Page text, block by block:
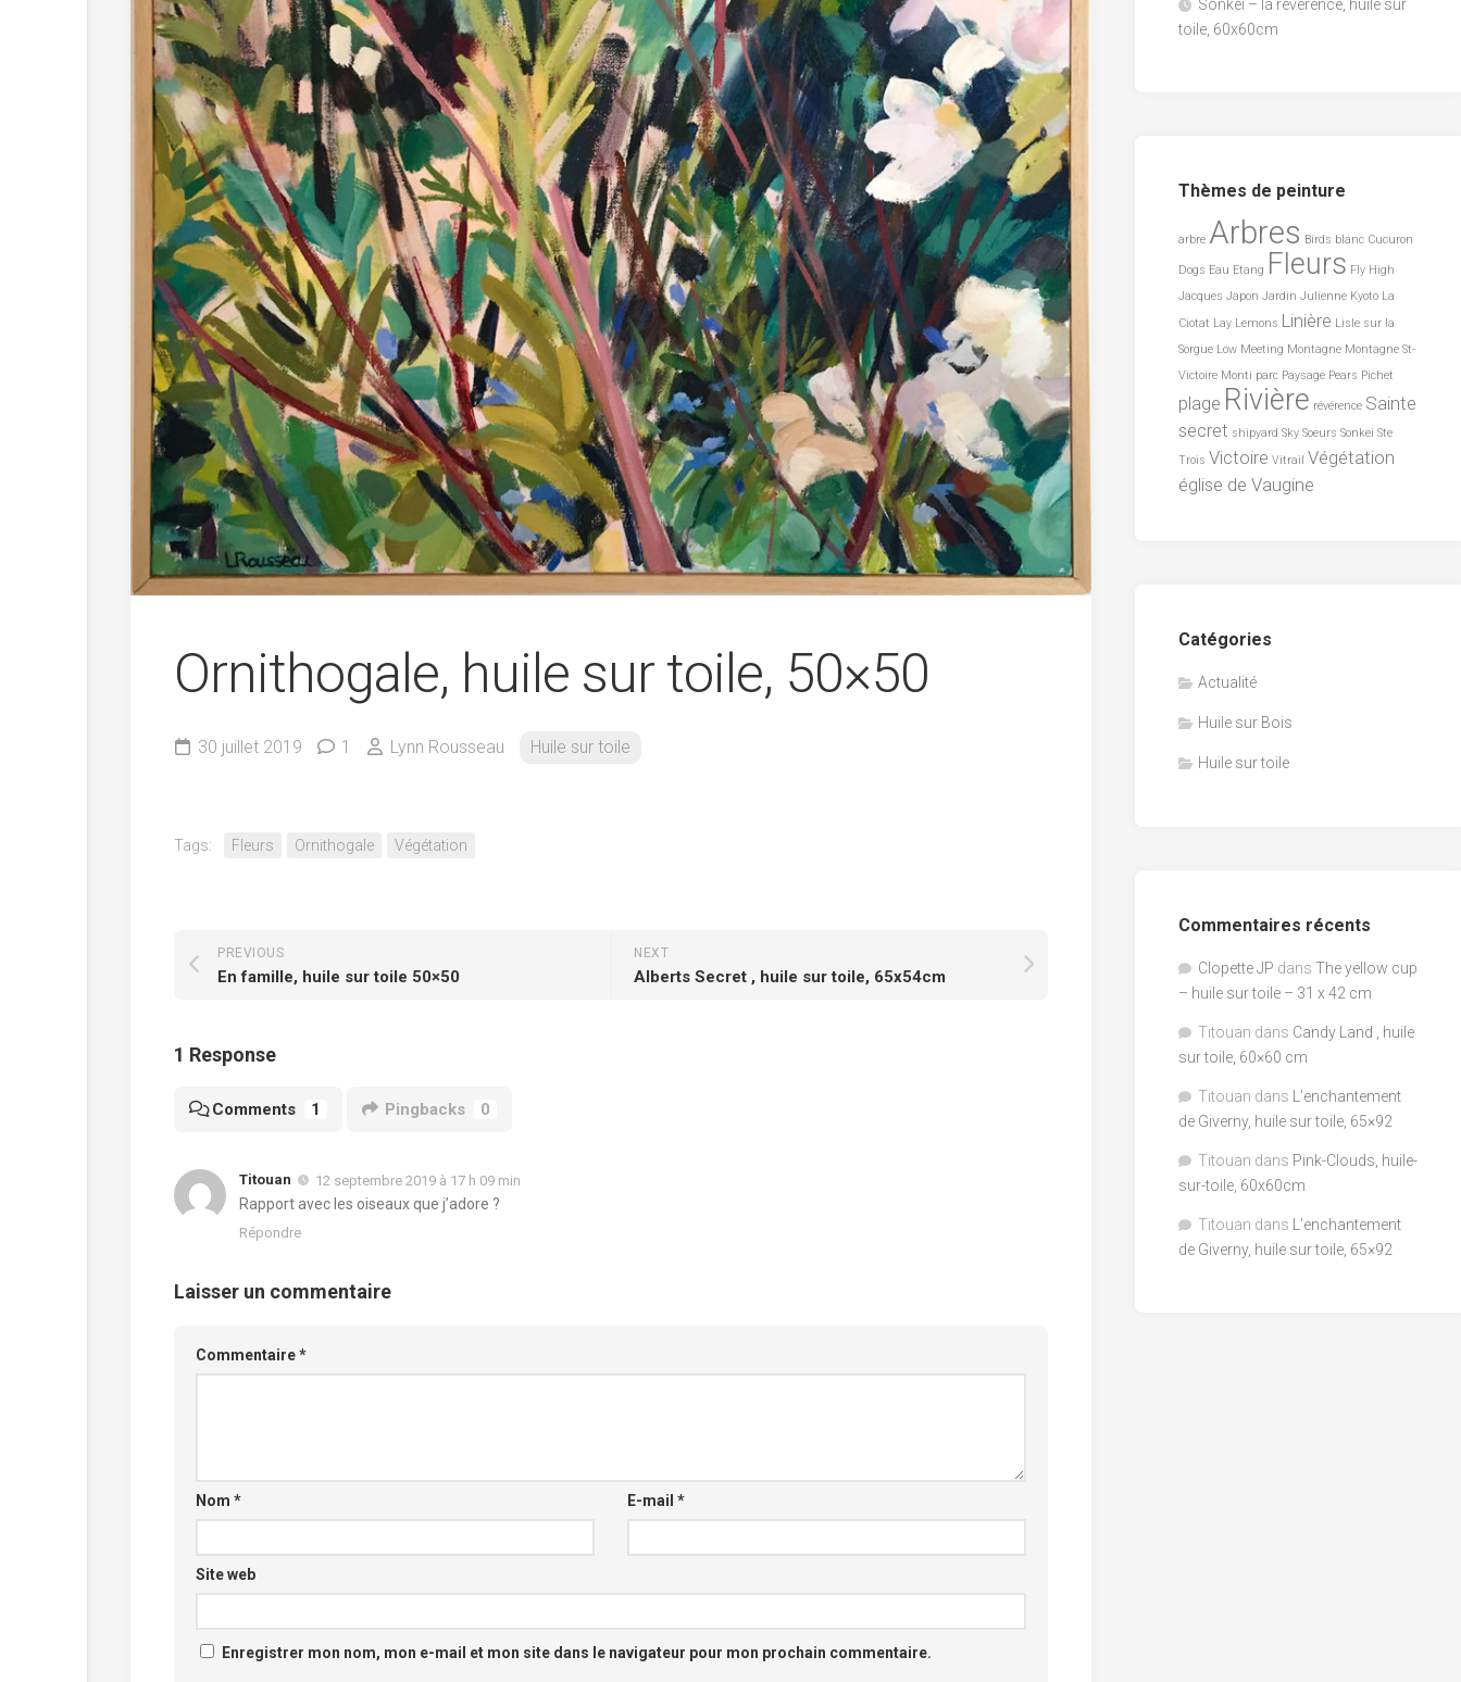
Ornithogale, huile sur toile, 50×50
30 juillet 2019 1 Lynn Rousseau Huile sur toile
Tags: Fleurs Ornithogale Végétation
NEXT
Alberts Secret , huile sur toile, 65x54cm
PREVIOUS
En famille, huile sur toile 50×50
1 Response
Comments 1 Pingbacks 0
Titouan 12 septembre 2019 à 17 h 09 min
Rapport avec les oiseaux que j’adore ?
Répondre
Laisser un commentaire
Commentaire*
Nom * E-mail*
Site web
Enregistrer mon nom, mon e-mail et mon site dans le navigateur pour mon prochain commentaire.
Sonkei – la révérence, huile sur
toile, 60x60cm
Thèmes de peinture
arbre Arbres Birds blanc Cucuron
Dogs Eau Etang Fleurs Fly High
Jacques Japon Jardin Julienne Kyoto La
Ciotat Lay Lemons Linière Lisle sur la
Sorgue Low Meeting Montagne Montagne St-
Victoire Monti parc Paysage Pears Pichet
plage Rivière révérence Sainte
secret shipyard Sky Soeurs Sonkei Ste
Trois Victoire Vitrail Végétation
église de Vaugine
Catégories
Actualité
Huile sur Bois
Huile sur toile
Commentaires récents
Clopette JP dans The yellow cup
– huile sur toile – 31 x 42 cm
Titouan dans Candy Land , huile
sur toile, 60×60 cm
Titouan dans
L’enchantement
de Giverny, huile sur toile, 65×92
Titouan dans Pink-Clouds, huile-
sur-toile, 60x60cm
Titouan dans
L’enchantement
de Giverny, huile sur toile, 65×92